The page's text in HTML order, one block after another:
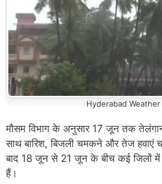
Hyderabad
मौसम विभाग के अनुसार 17 जून तक
साथ बारिश, बिजली चमकने और तेज हवाएं
बाद 18 जून से 21 जून के बीच कई जिलों में
हैं।